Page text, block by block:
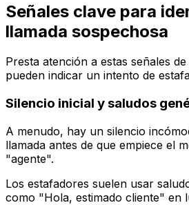
Señales clave para
llamada sospechosa
Presta atención a estas señales
pueden indicar un intento de
Silencio inicial y saludos
A menudo, hay un silencio
llamada antes de que empiece el
"agente".
Los estafadores suelen usar
como "Hola, estimado cliente" en